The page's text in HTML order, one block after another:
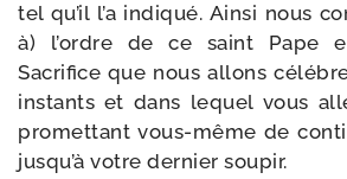
tel qu’il l’a indi­qué. Ainsi nous
à) l’ordre de ce saint Pape
Sacrifice que nous allons
ins­tants et dans lequel vous
pro­met­tant vous-​même de
jusqu’à votre der­nier soupir.